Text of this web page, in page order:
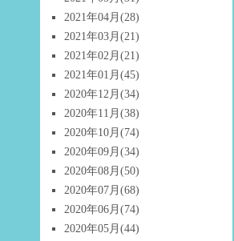
2021年04月 (28)
2021年03月 (21)
2021年02月 (21)
2021年01月 (45)
2020年12月 (34)
2020年11月 (38)
2020年10月 (74)
2020年09月 (34)
2020年08月 (50)
2020年07月 (68)
2020年06月 (74)
2020年05月 (44)